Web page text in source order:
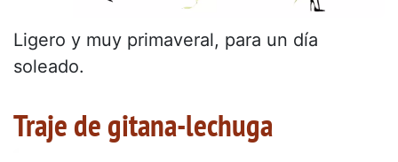
Ligero y muy primaveral, para un día
soleado.
Traje de gitana-lechuga